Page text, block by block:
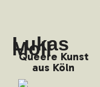
Lukas
Moll
Queere Kunst
aus Köln